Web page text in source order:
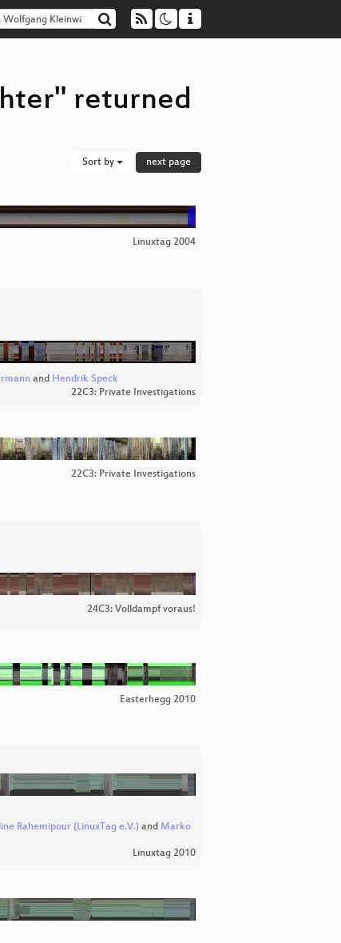
returned
Sort by next page
Linuxtag 2004
and Hendrik Speck
22C3: Private Investigations
22C3: Private Investigations
24C3: Volldampf voraus!
Easterhegg 2010
Rahemipour (LinuxTag e.V.) and Marko
Linuxtag 2010